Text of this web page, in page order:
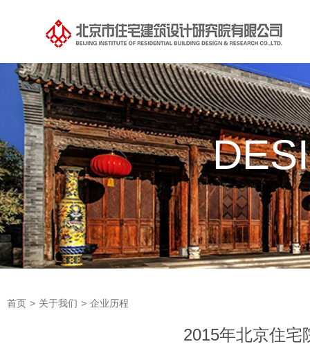
首页 > 关于我们 > 企业历程
2015年北京住宅